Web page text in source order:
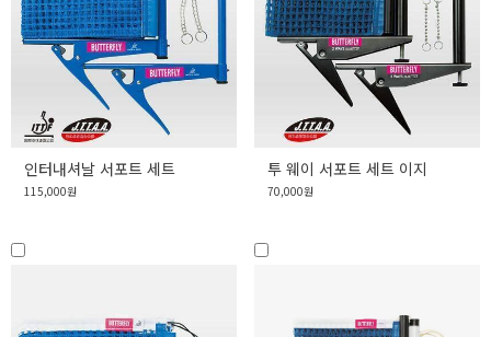
인터내셔날 서포트 세트
115,000원
투 웨이 서포트 세트 이지
70,000원